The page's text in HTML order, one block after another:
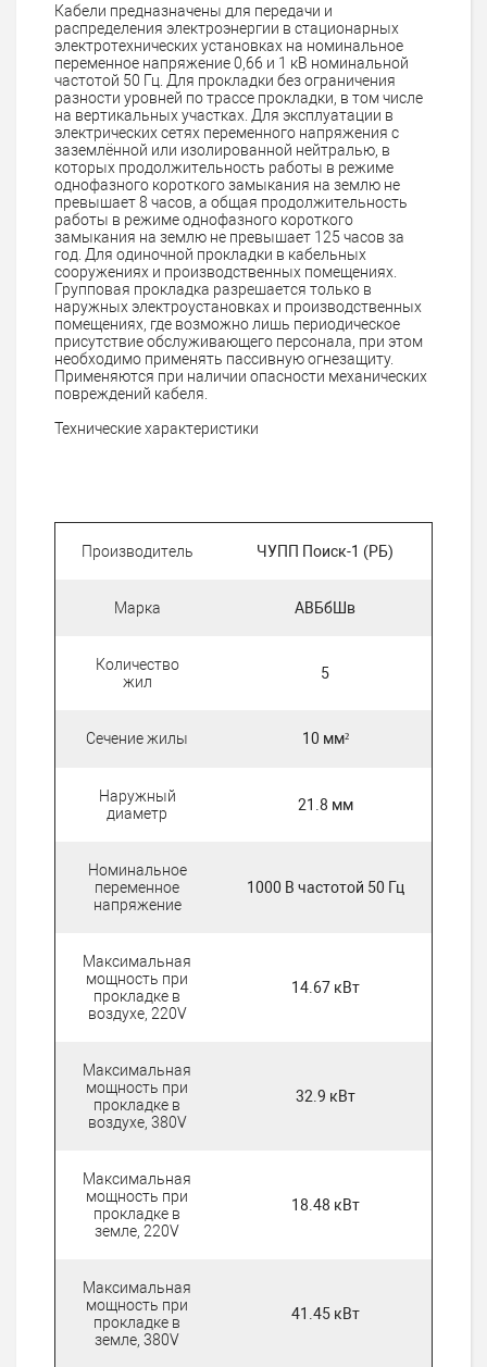
Кабели предназначены для передачи и
распределения электроэнергии в стационарных
электротехнических установках на номинальное
переменное напряжение 0,66 и 1 кВ номинальной
частотой 50 Гц. Для прокладки без ограничения
разности уровней по трассе прокладки, в том числе
на вертикальных участках. Для эксплуатации в
электрических сетях переменного напряжения с
заземлённой или изолированной нейтралью, в
которых продолжительность работы в режиме
однофазного короткого замыкания на землю не
превышает 8 часов, а общая продолжительность
работы в режиме однофазного короткого
замыкания на землю не превышает 125 часов за
год. Для одиночной прокладки в кабельных
сооружениях и производственных помещениях.
Групповая прокладка разрешается только в
наружных электроустановках и производственных
помещениях, где возможно лишь периодическое
присутствие обслуживающего персонала, при этом
необходимо применять пассивную огнезащиту.
Применяются при наличии опасности механических
повреждений кабеля.
Технические характеристики
Производитель ЧУПП Поиск-1 (РБ)
Марка АВБбШв
Количество
жил
5
Сечение жилы 10 мм²
Наружный
диаметр
21.8 мм
Номинальное
переменное
напряжение
1000 В частотой 50 Гц
Максимальная
мощность при
прокладке в
воздухе, 220V
14.67 кВт
Максимальная
мощность при
прокладке в
воздухе, 380V
32.9 кВт
Максимальная
мощность при
прокладке в
земле, 220V
18.48 кВт
Максимальная
мощность при
прокладке в
земле, 380V
41.45 кВт